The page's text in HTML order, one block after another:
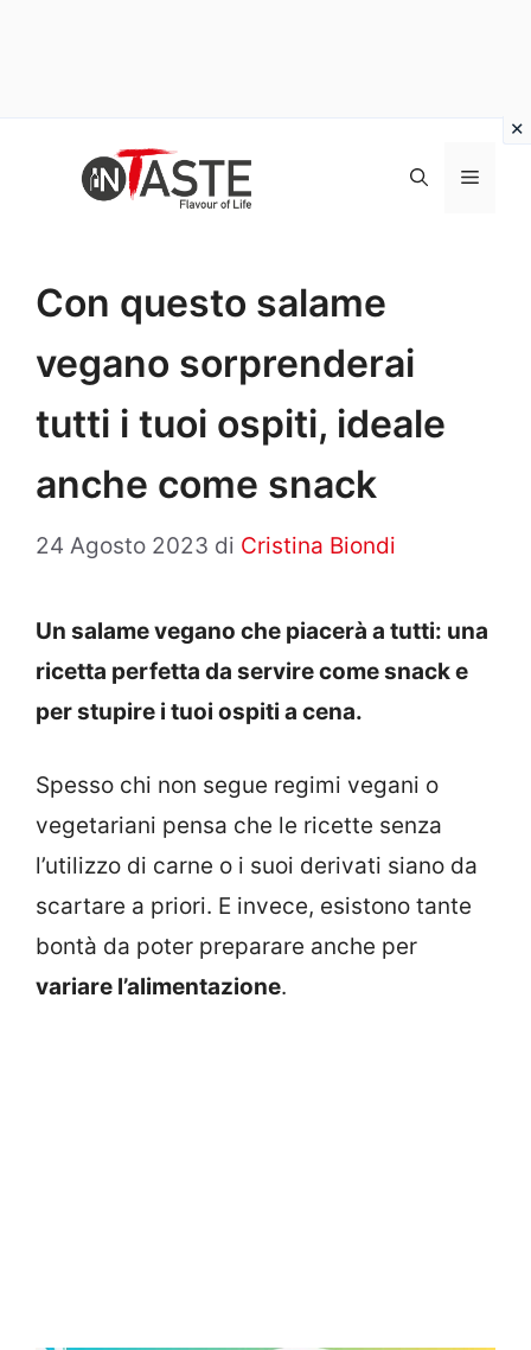
Menu
Con questo salame
vegano sorprenderai
tutti i tuoi ospiti, ideale
anche come snack
24 Agosto 2023 di Cristina Biondi
Un salame vegano che piacerà a tutti: una
ricetta perfetta da servire come snack e
per stupire i tuoi ospiti a cena.
Spesso chi non segue regimi vegani o
vegetariani pensa che le ricette senza
l’utilizzo di carne o i suoi derivati siano da
scartare a priori. E invece, esistono tante
bontà da poter preparare anche per
variare l’alimentazione.